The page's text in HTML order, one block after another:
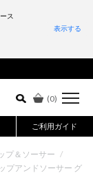
(0)
ご利用ガイド
細検索はこちら
プ＆ソーサー /
プアンドソーサー グ
ス
表示する